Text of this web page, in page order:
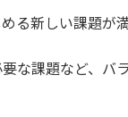
る新しい課題が満
な課題など、バ